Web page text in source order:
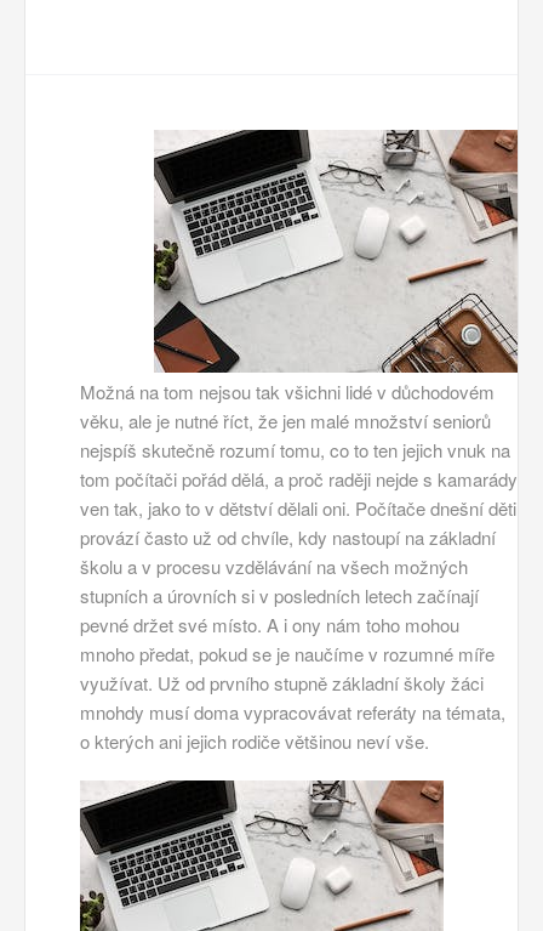
Možná na tom nejsou tak všichni lidé v důchodovém
věku, ale je nutné říct, že jen malé množství seniorů
nejspíš skutečně rozumí tomu, co to ten jejich vnuk na
tom počítači pořád dělá, a proč raději nejde s kamarády
ven tak, jako to v dětství dělali oni. Počítače dnešní děti
provází často už od chvíle, kdy nastoupí na základní
školu a v procesu vzdělávání na všech možných
stupních a úrovních si v posledních letech začínají
pevné držet své místo. A i ony nám toho mohou
mnoho předat, pokud se je naučíme v rozumné míře
využívat. Už od prvního stupně základní školy žáci
mnohdy musí doma vypracovávat referáty na témata,
o kterých ani jejich rodiče většinou neví vše.